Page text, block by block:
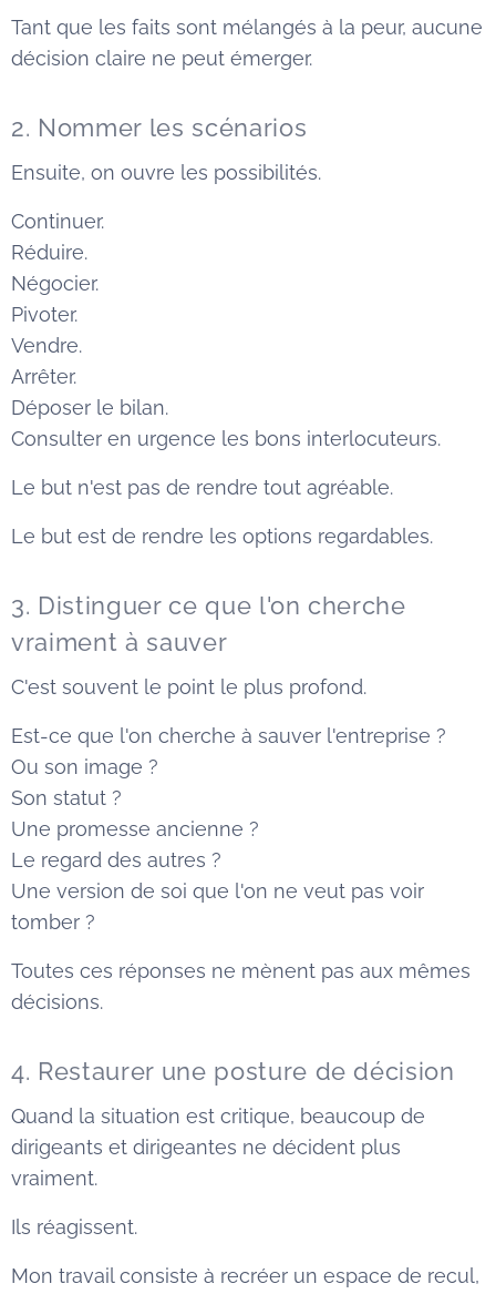
Tant que les faits sont mélangés à la peur, aucune
décision claire ne peut émerger.
2. Nommer les scénarios
Ensuite, on ouvre les possibilités.
Continuer.
Réduire.
Négocier.
Pivoter.
Vendre.
Arrêter.
Déposer le bilan.
Consulter en urgence les bons interlocuteurs.
Le but n'est pas de rendre tout agréable.
Le but est de rendre les options regardables.
3. Distinguer ce que l'on cherche
vraiment à sauver
C'est souvent le point le plus profond.
Est-ce que l'on cherche à sauver l'entreprise ?
Ou son image ?
Son statut ?
Une promesse ancienne ?
Le regard des autres ?
Une version de soi que l'on ne veut pas voir
tomber ?
Toutes ces réponses ne mènent pas aux mêmes
décisions.
4. Restaurer une posture de décision
Quand la situation est critique, beaucoup de
dirigeants et dirigeantes ne décident plus
vraiment.
Ils réagissent.
Mon travail consiste à recréer un espace de recul,